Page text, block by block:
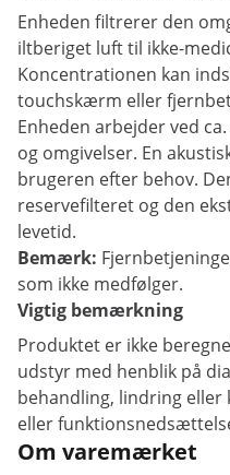
Enheden filtrerer den
iltberiget luft til ikke-
Koncentrationen kan
touchskærm eller
Enheden arbejder ved
og omgivelser. En
brugeren efter behov.
reservefilteret og den
levetid.
Bemærk:
som ikke medfølger.
Vigtig bemærkning
Produktet er ikke
udstyr med henblik på
behandling, lindring
eller
Om varemærket